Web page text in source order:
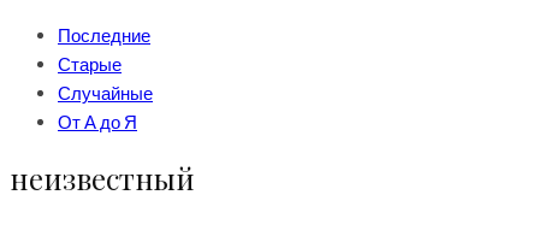
Последние
Старые
Случайные
От А до Я
неизвестный